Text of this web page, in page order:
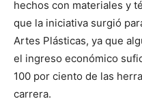
hechos con materiales y
que la iniciativa surgió
Artes Plásticas, ya que
el ingreso económico
100 por ciento de las
carrera.